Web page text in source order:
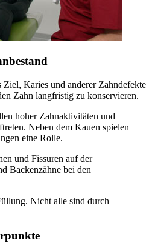
Ziel, Karies und anderer Zahndefekte
Zahn langfristig zu konservieren.
hoher Zahnaktivitäten und
Neben dem Kauen spielen
eine Rolle.
und Fissuren auf der
Backenzähne bei den
Nicht alle sind durch